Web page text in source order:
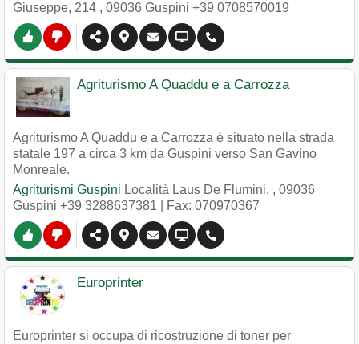
Giuseppe, 214 , 09036 Guspini +39 0708570019
Agriturismo A Quaddu e a Carrozza
Agriturismo A Quaddu e a Carrozza è situato nella strada
statale 197 a circa 3 km da Guspini verso San Gavino
Monreale.
Agriturismi Guspini Località Laus De Flumini, , 09036
Guspini +39 3288637381 | Fax: 070970367
Europrinter
Europrinter si occupa di ricostruzione di toner per